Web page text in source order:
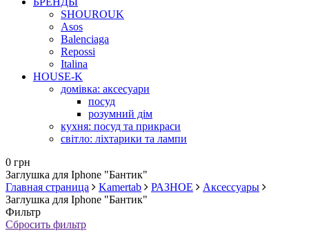
SHOUROUK
Asos
Balenciaga
Repossi
Italina
HOUSE-K
домівка: аксесуари
посуд
розумний дім
кухня: посуд та прикраси
світло: ліхтарики та лампи
0 грн
Заглушка для Iphone "Бантик"
Главная страница
Kamertab РАЗНОЕ
Аксессуары
Заглушка для Iphone "Бантик"
Фильтр
Сбросить фильтр